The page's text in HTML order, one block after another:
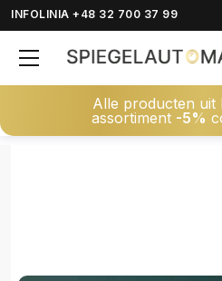
INFOLINIA +48 32 700 37 99
Alle producten uit
assortiment -5%